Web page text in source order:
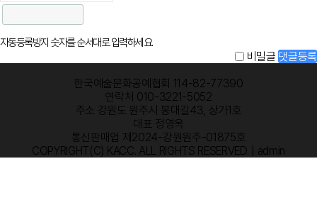
자동등록방지 숫자를 순서대로 입력하세요.
비밀글 댓글등록
한국예술문화공예협회 114-82-77390
연락처 010-3221-5052
주소 강원도 원주시 봉대길43, 상가1호
대표 정영옥
통신판매업 제2024-강원원주-01875호
COPYRIGHT(C) KACC. ALL RIGHTS RESERVED.
| admin